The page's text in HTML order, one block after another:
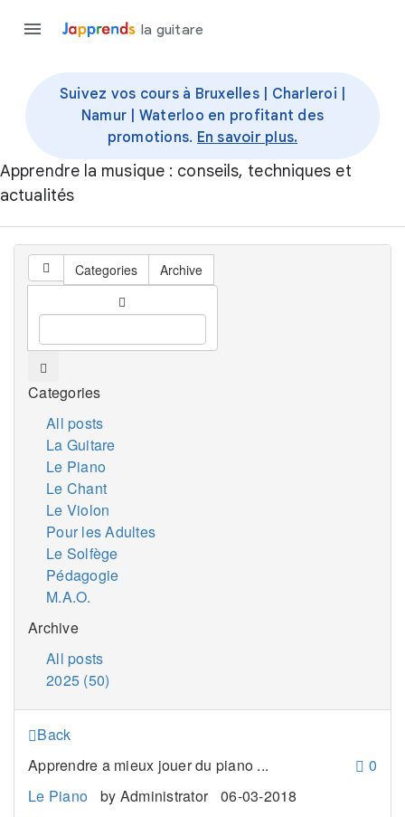
la guitare
Suivez vos cours à Bruxelles | Charleroi |
Namur | Waterloo en profitant des
promotions. En savoir plus.
Apprendre la musique : conseils, techniques et
actualités
Categories Archive
Categories
All posts
La Guitare
Le Piano
Le Chant
Le Violon
Pour les Adultes
Le Solfège
Pédagogie
M.A.O.
Archive
All posts
2025 (50)
Back
0
Apprendre a mieux jouer du piano ...
Le Piano
by Administrator 06-03-2018